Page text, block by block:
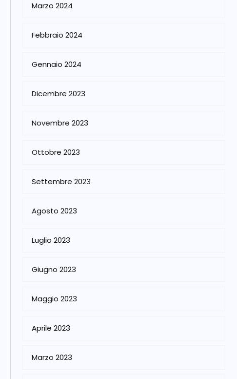
Marzo 2024
Febbraio 2024
Gennaio 2024
Dicembre 2023
Novembre 2023
Ottobre 2023
Settembre 2023
Agosto 2023
Luglio 2023
Giugno 2023
Maggio 2023
Aprile 2023
Marzo 2023